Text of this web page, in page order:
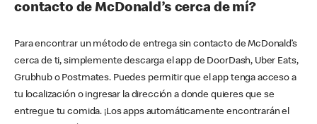
contacto de McDonald’s cerca de mí?
Para encontrar un método de entrega sin contacto de McDonald’s
cerca de ti, simplemente descarga el app de DoorDash, Uber Eats,
Grubhub o Postmates. Puedes permitir que el app tenga acceso a
tu localización o ingresar la dirección a donde quieres que se
entregue tu comida. ¡Los apps automáticamente encontrarán el